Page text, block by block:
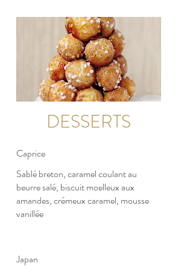
DESSERTS
Caprice
Sablé breton, caramel coulant au
beurre salé, biscuit moelleux aux
amandes, crémeux caramel, mousse
vanillée
Japan